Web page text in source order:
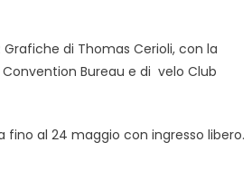
Grafiche di Thomas Cerioli, con la
Bureau e di velo Club
fino al 24 maggio con ingresso libero.